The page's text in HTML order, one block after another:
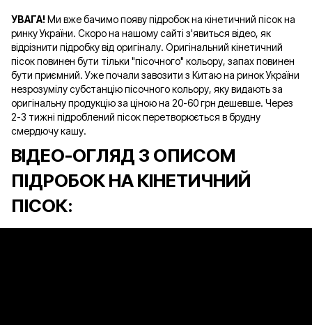
УВАГА!Ми вже бачимо появу підробок на кінетичний пісок на
ринку України. Скоро на нашому сайті з'явиться відео, як
відрізнити підробку від оригіналу. Оригінальний кінетичний
пісок повинен бути тільки "пісочного" кольору, запах повинен
бути приємний. Уже почали завозити з Китаю на ринок України
незрозумілу субстанцію пісочного кольору, яку видають за
оригінальну продукцію за ціною на 20-60 грн дешевше. Через
2-3 тижні підроблений пісок перетворюється в брудну
смердючу кашу.
ВІДЕО-ОГЛЯД З ОПИСОМ
ПІДРОБОК НА КІНЕТИЧНИЙ
ПІСОК: